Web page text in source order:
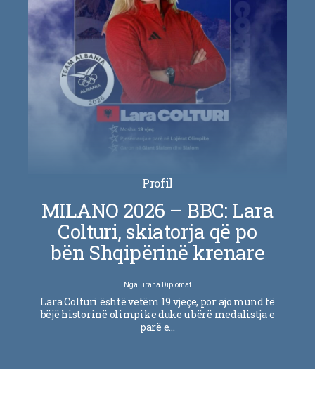
Profil
MILANO 2026 – BBC: Lara
Colturi, skiatorja që po
bën Shqipërinë krenare
Nga Tirana Diplomat
Lara Colturi është vetëm 19 vjeçe, por ajo mund të
bëjë historinë olimpike duke u bërë medalistja e
parë e…